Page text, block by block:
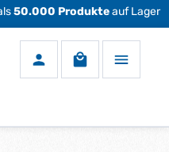
50.000 Produkteauf Lager
Warenkorb